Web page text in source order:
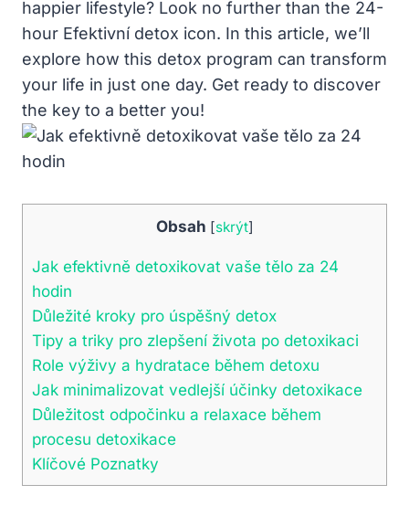
happier lifestyle? Look no further than the 24-
hour Efektivní detox icon. In this article, we’ll
explore how this detox program can transform
your life in just one day. Get ready to discover
the key to a better you!
Obsah [skrýt]
Jak efektivně detoxikovat vaše tělo za 24
hodin
Důležité kroky pro úspěšný detox
Tipy a triky pro zlepšení života po detoxikaci
Role výživy a hydratace během detoxu
Jak minimalizovat vedlejší účinky detoxikace
Důležitost odpočinku a relaxace během
procesu detoxikace
Klíčové Poznatky